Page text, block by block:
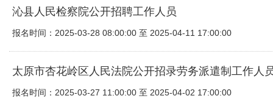
沁县人民检察院公开招聘工作人员
报名时间：2025-03-28 08:00:00 至 2025-04-11 17:00:00
太原市杏花岭区人民法院公开招录劳务派遣制工作人
报名时间：2025-03-27 11:00:00 至 2025-04-02 17:00:00